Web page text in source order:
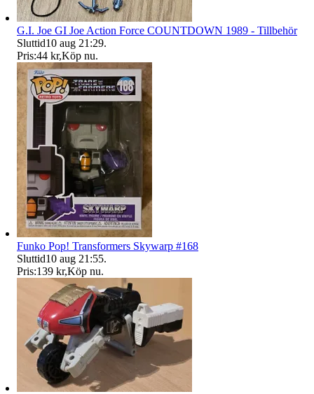
G.I. Joe GI Joe Action Force COUNTDOWN 1989 - Tillbehör
Sluttid10 aug 21:29.
Pris:44 kr,Köp nu.
Funko Pop! Transformers Skywarp #168
Sluttid10 aug 21:55.
Pris:139 kr,Köp nu.